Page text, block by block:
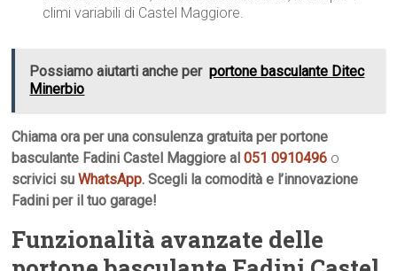
climi variabili di Castel Maggiore.
Possiamo aiutarti anche per portone basculante Ditec
Minerbio
Chiama ora per una consulenza gratuita per portone
basculante Fadini Castel Maggiore al051 0910496 o
scrivici suWhatsApp. Scegli la comodità e l’innovazione
Fadini per il tuo garage!
Funzionalità avanzate delle